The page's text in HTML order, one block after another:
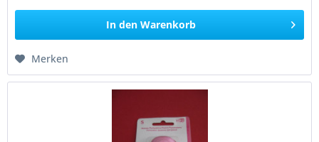
In den Warenkorb
Merken